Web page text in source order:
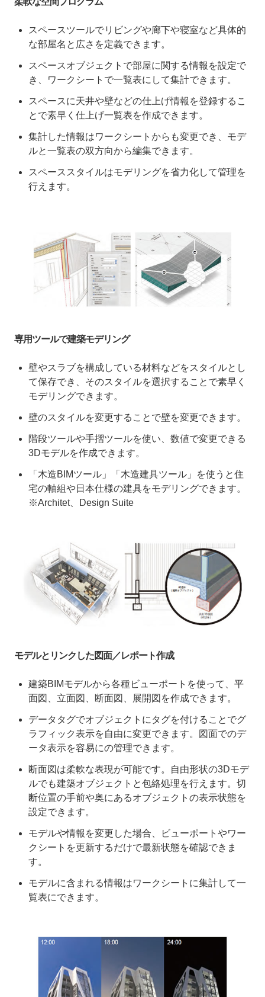
スペースツールでリビングや廊下や寝室など具体的
な部屋名と広さを定義できます。
スペースオブジェクトで部屋に関する情報を設定で
き、ワークシートで一覧表にして集計できます。
スペースに天井や壁などの仕上げ情報を登録するこ
とで素早く仕上げ一覧表を作成できます。
集計した情報はワークシートからも変更でき、モデ
ルと一覧表の双方向から編集できます。
スペーススタイルはモデリングを省力化して管理を
行えます。
専用ツールで建築モデリング
壁やスラブを構成している材料などをスタイルとし
て保存でき、そのスタイルを選択することで素早く
モデリングできます。
壁のスタイルを変更することで壁を変更できます。
階段ツールや手摺ツールを使い、数値で変更できる
3Dモデルを作成できます。
「木造BIMツール」「木造建具ツール」を使うと住
宅の軸組や日本仕様の建具をモデリングできます。
※Architet、Design Suite
モデルとリンクした図面／レポート作成
建築BIMモデルから各種ビューポートを使って、平
面図、立面図、断面図、展開図を作成できます。
データタグでオブジェクトにタグを付けることでグ
ラフィック表示を自由に変更できます。図面でのデ
ータ表示を容易にの管理できます。
断面図は柔軟な表現が可能です。自由形状の3Dモデ
ルでも建築オブジェクトと包絡処理を行えます。切
断位置の手前や奥にあるオブジェクトの表示状態を
設定できます。
モデルや情報を変更した場合、ビューポートやワー
クシートを更新するだけで最新状態を確認できま
す。
モデルに含まれる情報はワークシートに集計して一
覧表にできます。